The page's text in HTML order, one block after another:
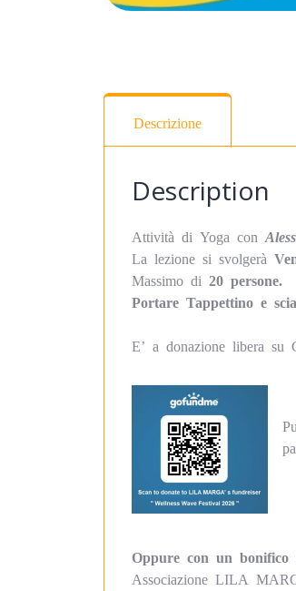
Descrizione
Description
Attività di Yoga con
La lezione si svolgerà
Massimo di 20 persone.
Portare Tappettino e
E’ a donazione libera su
Oppure con un bonifico
Associazione LILA